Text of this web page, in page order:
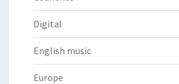
Digital
English music
Europe